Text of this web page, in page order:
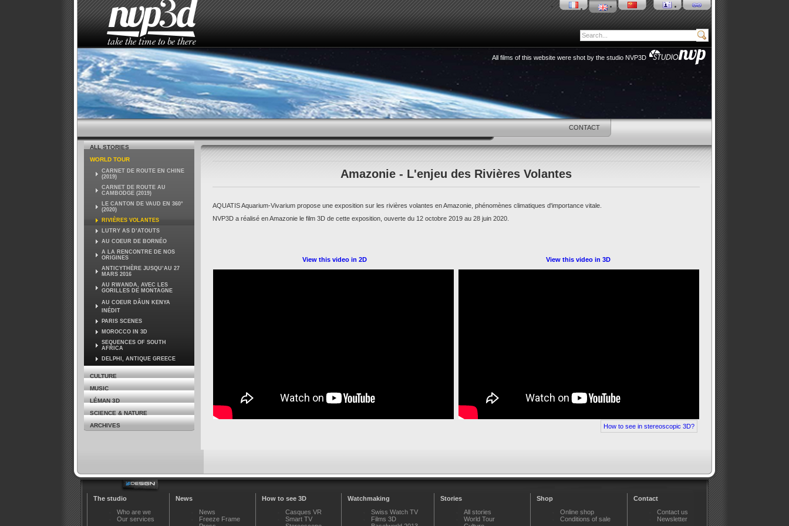
All films of this website were shot by the studio NVP3D
HOME THE STUDIO NEWS HOW TO SEE 3D WATCHMAKING STORIES SHOP CONTACT
ALL STORIES
WORLD TOUR
CARNET DE ROUTE EN CHINE
(2019)
CARNET DE ROUTE AU
CAMBODGE (2019)
LE CANTON DE VAUD EN 360°
(2020)
RIVIÈRES VOLANTES
LUTRY AS D’ATOUTS
AU COEUR DE BORNÉO
A LA RENCONTRE DE NOS
ORIGINES
ANTICYTHÈRE JUSQU’AU 27
MARS 2016
AU RWANDA, AVEC LES
GORILLES DE MONTAGNE
AU COEUR DÂUN KENYA
INÉDIT
PARIS SCENES
MOROCCO IN 3D
SEQUENCES OF SOUTH
AFRICA
DELPHI, ANTIQUE GREECE
CULTURE
MUSIC
LÉMAN 3D
SCIENCE & NATURE
ARCHIVES
Amazonie - L'enjeu des Rivières Volantes
AQUATIS Aquarium-Vivarium propose une exposition sur les rivières volantes en Amazonie, phénomènes climatiques d'importance vitale.
NVP3D a réalisé en Amazonie le film 3D de cette exposition, ouverte du 12 octobre 2019 au 28 juin 2020.
View this video in 2D View this video in 3D
How to see in stereoscopic 3D?
The studio
Who are we
Our services
News
News
Freeze Frame
How to see 3D
Casques VR
Smart TV
Watchmaking
Swiss Watch TV
Films 3D
Stories
All stories
World Tour
Shop
Online shop
Conditions of sale
Contact
Contact us
Newsletter